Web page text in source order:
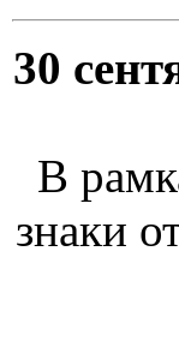
30
В
знаки